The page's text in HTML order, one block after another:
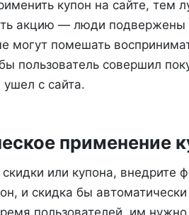
купон на сайте, тем
акцию — люди
могут помешать
пользователь совершил
с сайта.
применение
или купона, внедрите
и скидка бы